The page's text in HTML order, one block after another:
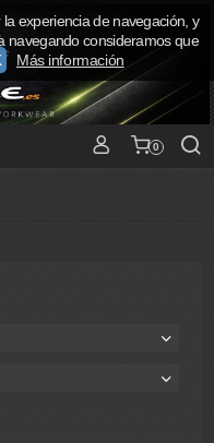
0
experiencia de navegación, y
navegando consideramos que
Más información